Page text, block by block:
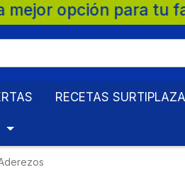
tu familia. 💚 🛒
RECETAS SURTIPLAZA